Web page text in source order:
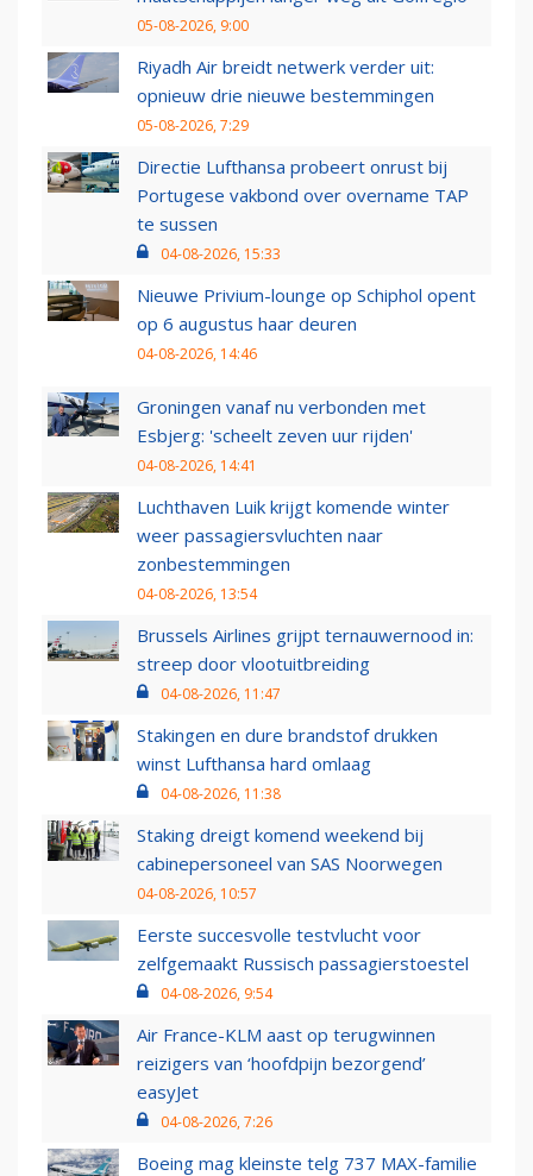
05-08-2026, 9:00
Riyadh Air breidt netwerk verder uit:
opnieuw drie nieuwe bestemmingen
05-08-2026, 7:29
Directie Lufthansa probeert onrust bij
Portugese vakbond over overname TAP
te sussen
04-08-2026, 15:33
Nieuwe Privium-lounge op Schiphol opent
op 6 augustus haar deuren
04-08-2026, 14:46
Groningen vanaf nu verbonden met
Esbjerg: 'scheelt zeven uur rijden'
04-08-2026, 14:41
Luchthaven Luik krijgt komende winter
weer passagiersvluchten naar
zonbestemmingen
04-08-2026, 13:54
Brussels Airlines grijpt ternauwernood in:
streep door vlootuitbreiding
04-08-2026, 11:47
Stakingen en dure brandstof drukken
winst Lufthansa hard omlaag
04-08-2026, 11:38
Staking dreigt komend weekend bij
cabinepersoneel van SAS Noorwegen
04-08-2026, 10:57
Eerste succesvolle testvlucht voor
zelfgemaakt Russisch passagierstoestel
04-08-2026, 9:54
Air France-KLM aast op terugwinnen
reizigers van ‘hoofdpijn bezorgend’
easyJet
04-08-2026, 7:26
Boeing mag kleinste telg 737 MAX-familie